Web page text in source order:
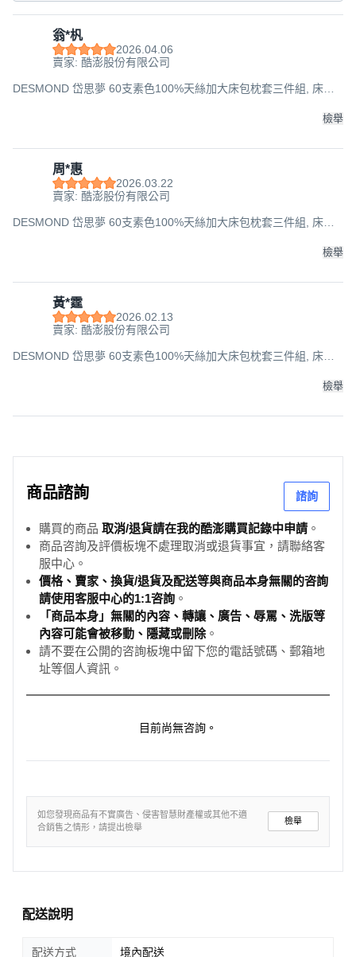
翁*杋
2026.04.06
賣家: 酷澎股份有限公司
DESMOND 岱思夢 60支素色100%天絲加大床包枕套三件組, 床包
檢舉
周*惠
2026.03.22
賣家: 酷澎股份有限公司
DESMOND 岱思夢 60支素色100%天絲加大床包枕套三件組, 床包
檢舉
黃*霆
2026.02.13
賣家: 酷澎股份有限公司
DESMOND 岱思夢 60支素色100%天絲加大床包枕套三件組, 床包
檢舉
商品諮詢 諮詢
購買的商品 取消/退貨請在我的酷澎購買記錄中申請 。
商品咨詢及評價板塊不處理取消或退貨事宜，請聯絡客
服中心。
價格、賣家、換貨/退貨及配送等與商品本身無關的咨詢
請使用客服中心的1:1咨詢 。
「商品本身」無關的內容、轉讓、廣告、辱罵、洗版等
內容可能會被移動、隱藏或刪除。
請不要在公開的咨詢板塊中留下您的電話號碼、郵箱地
址等個人資訊。
目前尚無咨詢。
如您發現商品有不實廣告、侵害智慧財產權或其他不適
合銷售之情形，請提出檢舉
檢舉
配送說明
配送方式 境內配送